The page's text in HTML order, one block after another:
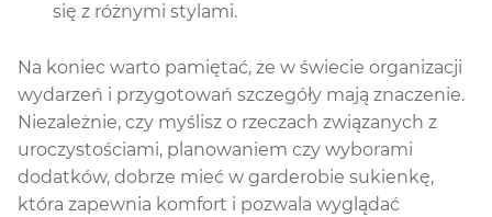
się z różnymi stylami.
Na koniec warto pamiętać, że w świecie organizacji
wydarzeń i przygotowań szczegóły mają znaczenie.
Niezależnie, czy myślisz o rzeczach związanych z
uroczystościami, planowaniem czy wyborami
dodatków, dobrze mieć w garderobie sukienkę,
która zapewnia komfort i pozwala wyglądać